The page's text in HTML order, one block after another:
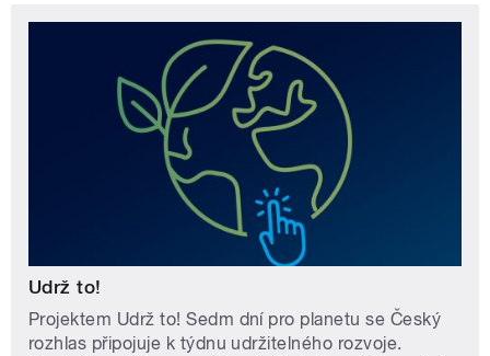
Udrž to!
Projektem Udrž to! Sedm dní pro planetu se Český
rozhlas připojuje k týdnu udržitelného rozvoje.